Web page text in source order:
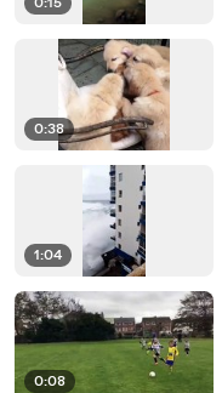
0:38
1:04
0:08